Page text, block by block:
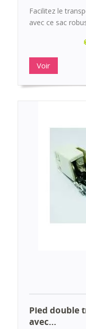
Facilitez le
avec ce sac
Voir
Pied double
avec...